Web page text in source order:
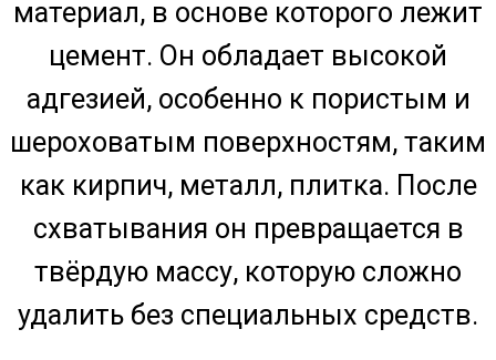
известковый налёт,
строительную пыль